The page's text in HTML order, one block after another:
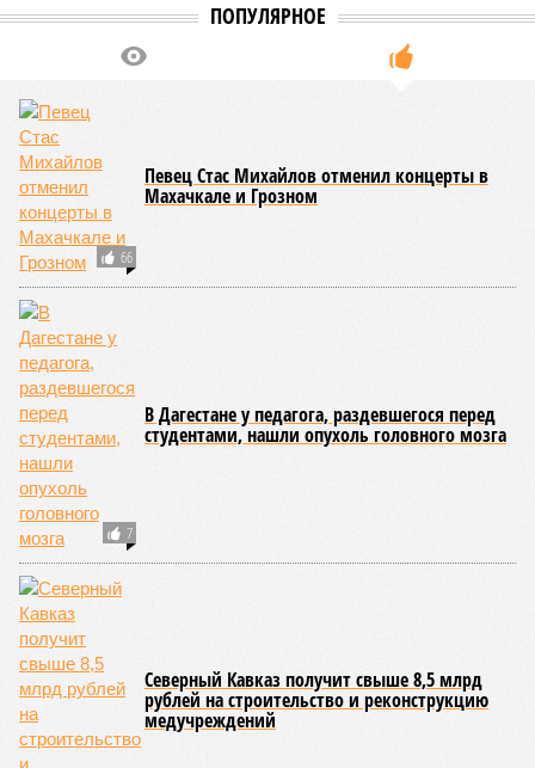
ПОПУЛЯРНОЕ
66
Певец Стас Михайлов отменил концерты в
Махачкале и Грозном
7
В Дагестане у педагога, раздевшегося перед
студентами, нашли опухоль головного мозга
Северный Кавказ получит свыше 8,5 млрд
рублей на строительство и реконструкцию
медучреждений